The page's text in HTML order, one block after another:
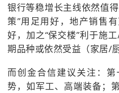
银行等稳增长主线依然值
策”用足用好，地产销售
好，加之“保交楼”利于施
期品种或依然受益（家居/
而创金合信建议关注：
势，如军工、高端装备；